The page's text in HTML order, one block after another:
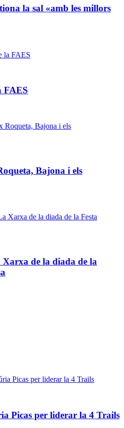
la sal «amb les millors
FAES
Bajona i els
de la diada de la
Picas per liderar la 4 Trails